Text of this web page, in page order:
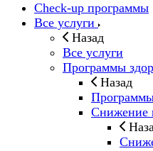
Check-up программы
Все услуги
Назад
Все услуги
Программы
Назад
Снижение